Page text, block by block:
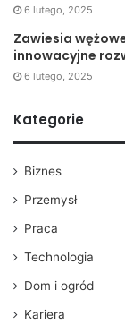
6 lutego, 2025
Zawiesia
innowacyjne
6 lutego, 2025
Kategorie
Biznes
Przemysł
Praca
Technologia
Dom i ogród
Kariera